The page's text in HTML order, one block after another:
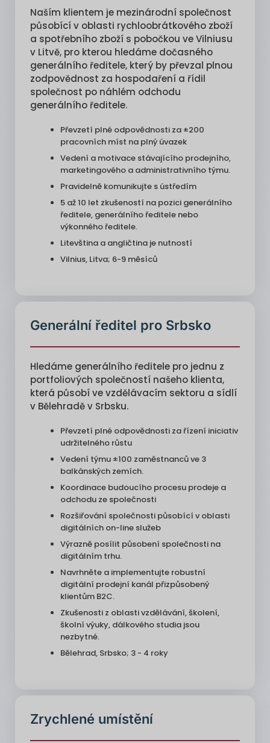
Naším klientem je mezinárodní společnost
působící v oblasti rychloobrátkového zboží
a spotřebního zboží s pobočkou ve Vilniusu
v Litvě, pro kterou hledáme dočasného
generálního ředitele, který by převzal plnou
zodpovědnost za hospodaření a řídil
společnost po náhlém odchodu
generálního ředitele.
Převzetí plné odpovědnosti za ±200
pracovních míst na plný úvazek
Vedení a motivace stávajícího prodejního,
marketingového a administrativního týmu.
Pravidelně komunikujte s ústředím
5 až 10 let zkušeností na pozici generálního
ředitele, generálního ředitele nebo
výkonného ředitele.
Litevština a angličtina je nutností
Vilnius, Litva; 6-9 měsíců
Generální ředitel pro Srbsko
Hledáme generálního ředitele pro jednu z
portfoliových společností našeho klienta,
která působí ve vzdělávacím sektoru a sídlí
v Bělehradě v Srbsku.
Převzetí plné odpovědnosti za řízení iniciativ
udržitelného růstu
Vedení týmu ±100 zaměstnanců ve 3
balkánských zemích.
Koordinace budoucího procesu prodeje a
odchodu ze společnosti
Rozšiřování společnosti působící v oblasti
digitálních on-line služeb
Výrazně posílit působení společnosti na
digitálním trhu.
Navrhněte a implementujte robustní
digitální prodejní kanál přizpůsobený
klientům B2C.
Zkušenosti z oblasti vzdělávání, školení,
školní výuky, dálkového studia jsou
nezbytné.
Bělehrad, Srbsko; 3 - 4 roky
Zrychlené umístění